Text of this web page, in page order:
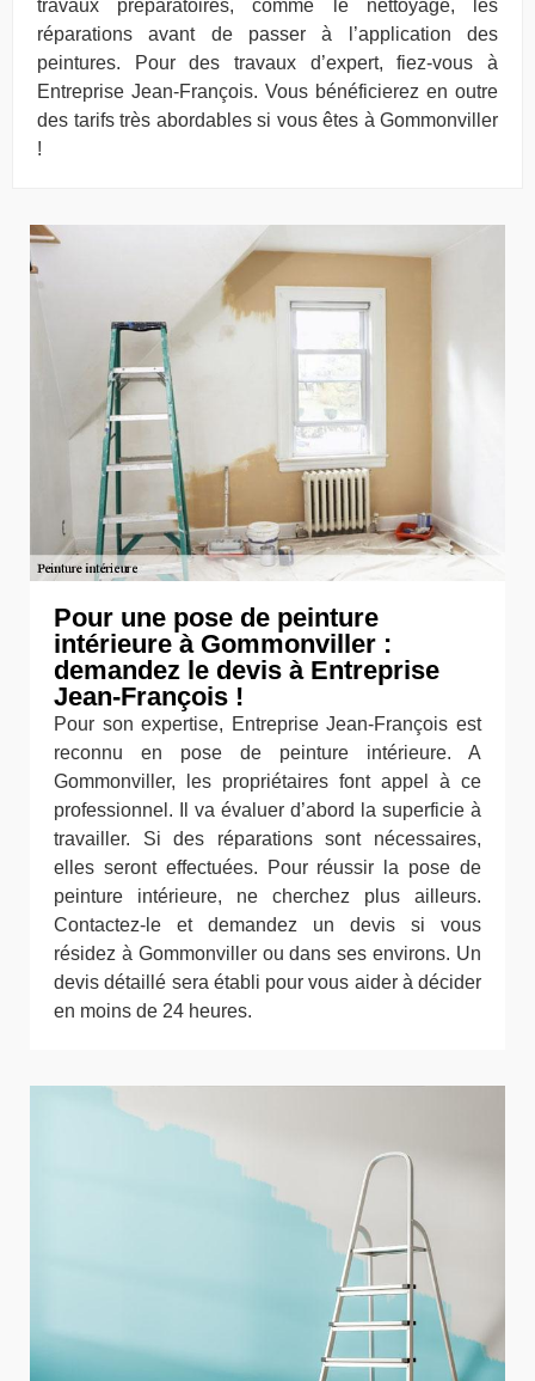
travaux préparatoires, comme le nettoyage, les
réparations avant de passer à l’application des
peintures. Pour des travaux d’expert, fiez-vous à
Entreprise Jean-François. Vous bénéficierez en outre
des tarifs très abordables si vous êtes à Gommonviller
!
Pour une pose de peinture
intérieure à Gommonviller :
demandez le devis à Entreprise
Jean-François !
Pour son expertise, Entreprise Jean-François est
reconnu en pose de peinture intérieure. A
Gommonviller, les propriétaires font appel à ce
professionnel. Il va évaluer d’abord la superficie à
travailler. Si des réparations sont nécessaires,
elles seront effectuées. Pour réussir la pose de
peinture intérieure, ne cherchez plus ailleurs.
Contactez-le et demandez un devis si vous
résidez à Gommonviller ou dans ses environs. Un
devis détaillé sera établi pour vous aider à décider
en moins de 24 heures.